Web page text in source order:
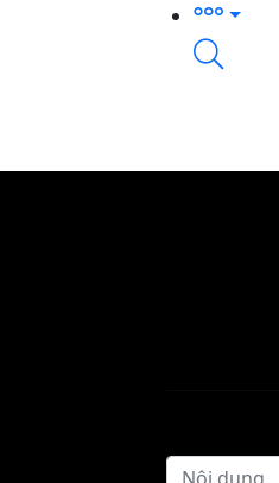
Bản tin
19:32, 06/
Bản tin